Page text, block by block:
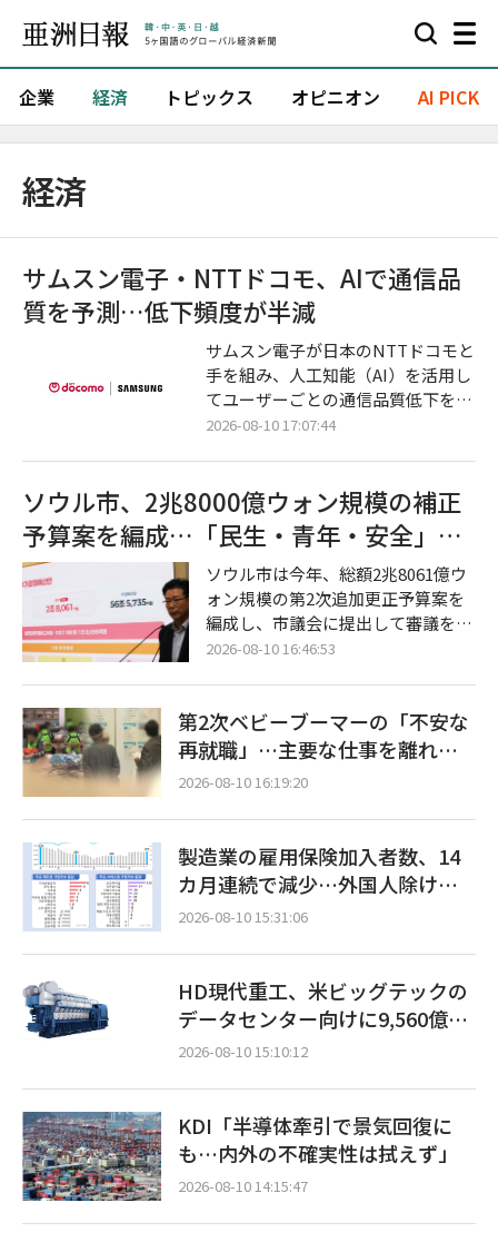
企業 経済 トピックス オピニオン AI PICK
経済
サムスン電子・NTTドコモ、AIで通信品
質を予測…低下頻度が半減
サムスン電子が日本のNTTドコモと
手を組み、人工知能（AI）を活用し
てユーザーごとの通信品質低下を事
前に予測し、ネットワークを自動調
N」技術を実際の商用網データで試
験した結果、品質低下の発生頻度を
半分近く削減することに成功。次世
代の第6世代（6G）通信ネットワー
クの主導権争いに向けた歩みも加速
している。 サムスン電子は10日、N
TTドコモと共同開発したAI-RAN基
技術」の検証に成功したと発表し
た。 両社
2026-08-10 17:07:44
ソウル市、2兆8000億ウォン規模の補正
予算案を編成…「民生・青年・安全」に
8100億ウォンを集中投資ソウル市は今年、総額2兆8061億ウ
ォン規模の第2次追加更正予算案を
編成し、市議会に提出して審議を要
請したと10日付の記者説明会で発表
が実感しにくい脆弱層の支援と未来
成長動力の確保に主眼が置かれてい
決されれば、ソウル市の今年の総予
算は56兆5735億ウォン規模に拡大す
る。全体の3分の2に相当する1兆869
8億ウォン（66.6%）は、前年度の
決算に伴う法定義務経費および自治
体・教育庁への支援、各種基金の積
2026-08-10 16:46:53
第2次ベビーブーマーの「不安な
再就職」…主要な仕事を離れた
後、臨時職が2倍近くに急増
2026-08-10 16:19:20
製造業の雇用保険加入者数、14
カ月連続で減少…外国人除けば1
万5000人減
2026-08-10 15:31:06
HD現代重工、米ビッグテックの
データセンター向けに9,560億ウ
ォン規模の発電設備を受注…
2026-08-10 15:10:12
KDI「半導体牽引で景気回復に
も…内外の不確実性は拭えず」
2026-08-10 14:15:47